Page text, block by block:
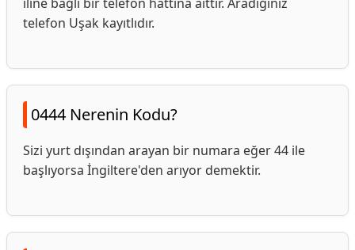
telefon Uşak kayıtlıdır.
0444 Nerenin Kodu?
Sizi yurt dışından arayan bir numara eğer 44 ile
başlıyorsa İngiltere'den arıyor demektir.